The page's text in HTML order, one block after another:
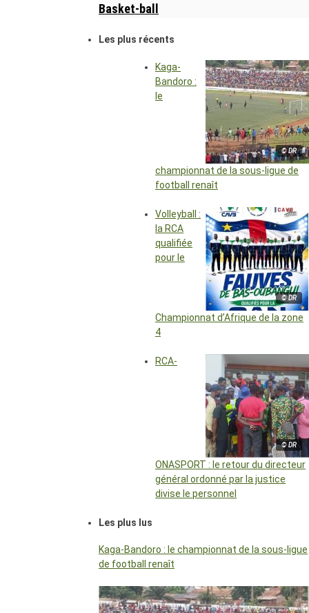
Basket-ball
Les plus récents
© DR
Kaga-
Bandoro :
le
championnat de la sous-ligue de
football renaît
© DR
Volleyball :
la RCA
qualifiée
pour le
Championnat d’Afrique de la zone
4
© DR
RCA-
ONASPORT : le retour du directeur
général ordonné par la justice
divise le personnel
Les plus lus
Kaga-Bandoro : le championnat de la sous-ligue
de football renaît